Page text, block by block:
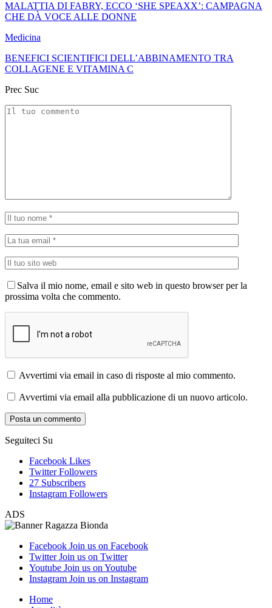
MALATTIA DI FABRY, ECCO ‘SHE SPEAXX’: CAMPAGNA
CHE DÀ VOCE ALLE DONNE
Medicina
BENEFICI SCIENTIFICI DELL’ABBINAMENTO TRA
COLLAGENE E VITAMINA C
Prec Suc
Salva il mio nome, email e sito web in questo browser per la
prossima volta che commento.
Avvertimi via email in caso di risposte al mio commento.
Avvertimi via email alla pubblicazione di un nuovo articolo.
Seguiteci Su
Facebook Likes
Twitter Followers
27 Subscribers
Instagram Followers
ADS
Facebook Join us on Facebook
Twitter Join us on Twitter
Youtube Join us on Youtube
Instagram Join us on Instagram
Home